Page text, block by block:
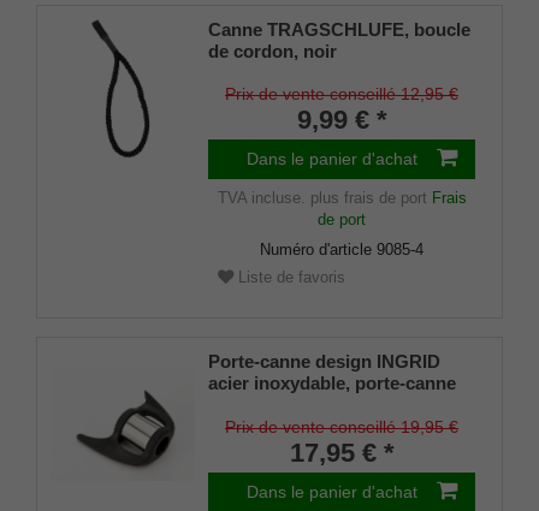
Canne TRAGSCHLUFE, boucle
de cordon, noir
Prix de vente conseillé 12,95 €
9,99 € *
Dans le panier d'achat
TVA incluse. plus frais de port Frais
de port
Numéro d'article 9085-4
Liste de favoris
Porte-canne design INGRID
acier inoxydable, porte-canne
22mm), caoutchouc souple
Prix de vente conseillé 19,95 €
17,95 € *
Dans le panier d'achat